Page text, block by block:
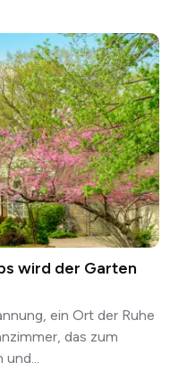
wird der Garten
ein Ort der Ruhe
das zum